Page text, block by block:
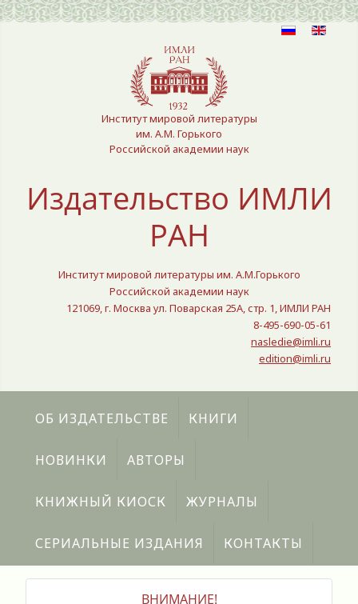
Выберите язык
Институт мировой литературы
им. А.М. Горького
Российской академии наук
Издательство ИМЛИ
РАН
Институт мировой литературы им. А.М.Горького
Российской академии наук
121069, г. Москва ул. Поварская 25A, стр. 1, ИМЛИ РАН
8-495-690-05-61
nasledie@imli.ru
edition@imli.ru
ОБ ИЗДАТЕЛЬСТВЕ КНИГИ
НОВИНКИ АВТОРЫ
КНИЖНЫЙ КИОСК ЖУРНАЛЫ
СЕРИАЛЬНЫЕ ИЗДАНИЯ КОНТАКТЫ
ВНИМАНИЕ!